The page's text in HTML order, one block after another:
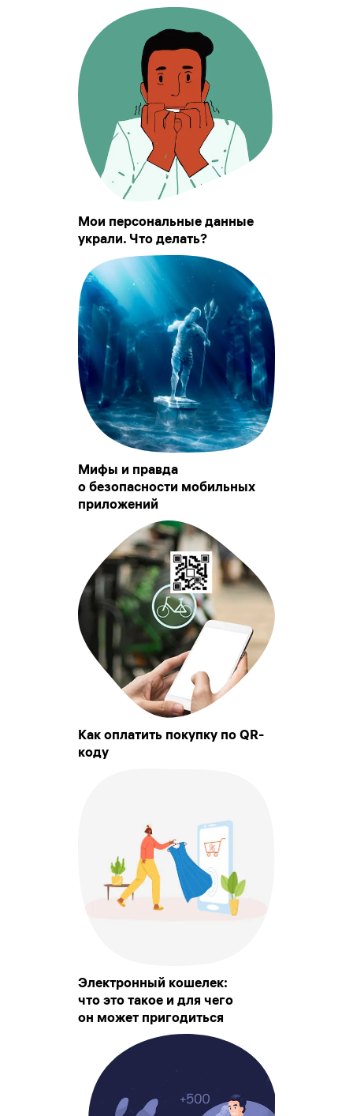
Мои персональные данные
украли. Что делать?
Мифы и правда
о безопасности мобильных
приложений
Как оплатить покупку по QR-
коду
Электронный кошелек:
что это такое и для чего
он может пригодиться